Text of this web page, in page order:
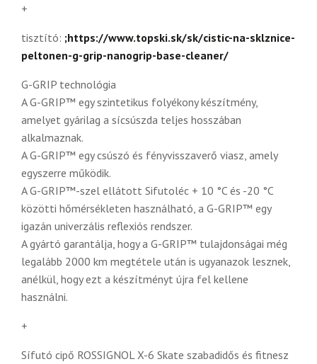
+
tisztító: ;https://www.topski.sk/sk/cistic-na-sklznice-
peltonen-g-grip-nanogrip-base-cleaner/
G-GRIP technológia
A G-GRIP™ egy szintetikus folyékony készítmény,
amelyet gyárilag a sícsúszda teljes hosszában
alkalmaznak.
A G-GRIP™ egy csúszó és fényvisszaverő viasz, amely
egyszerre működik.
A G-GRIP™-szel ellátott Sifutoléc + 10 °C és -20 °C
közötti hőmérsékleten használható, a G-GRIP™ egy
igazán univerzális reflexiós rendszer.
A gyártó garantálja, hogy a G-GRIP™ tulajdonságai még
legalább 2000 km megtétele után is ugyanazok lesznek,
anélkül, hogy ezt a készítményt újra fel kellene
használni.
+
Sífutó cipő ROSSIGNOL X-6 Skate szabadidős és fitnesz